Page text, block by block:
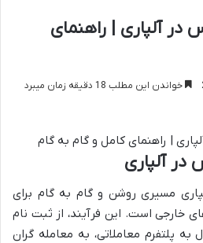
در آلپاری | راهنمای
خواندن این مطلب 18 دقیقه زمان میبرد
آلپاری
مسیری روشن و گام به گام برای
خارجی است. این فرآیند، از ثبت نام
به پلتفرم معاملاتی، به معامله گران